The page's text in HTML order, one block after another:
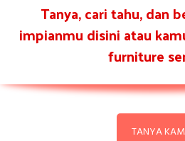
Tanya, cari tahu, dan
impianmu disini atau
furniture
TANYA